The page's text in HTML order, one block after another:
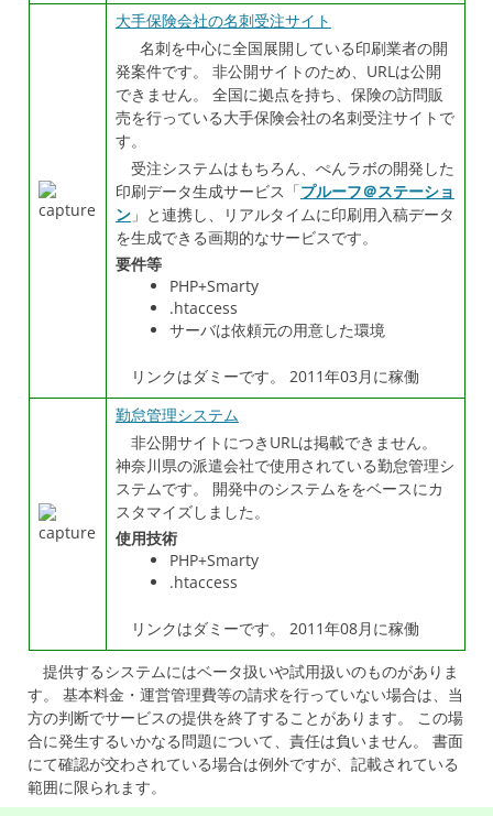
大手保険会社の名刺受注サイト
名刺を中心に全国展開している印刷業者の開
発案件です。 非公開サイトのため、URLは公開
できません。 全国に拠点を持ち、保険の訪問販
売を行っている大手保険会社の名刺受注サイトで
す。
受注システムはもちろん、ぺんラボの開発した
印刷データ生成サービス「プルーフ＠ステーショ
ン」と連携し、リアルタイムに印刷用入稿データ
を生成できる画期的なサービスです。
要件等
PHP+Smarty
.htaccess
サーバは依頼元の用意した環境
リンクはダミーです。 2011年03月に稼働
勤怠管理システム
非公開サイトにつきURLは掲載できません。
神奈川県の派遣会社で使用されている勤怠管理シ
ステムです。 開発中のシステムををベースにカ
スタマイズしました。
使用技術
PHP+Smarty
.htaccess
リンクはダミーです。 2011年08月に稼働
提供するシステムにはベータ扱いや試用扱いのものがありま
す。 基本料金・運営管理費等の請求を行っていない場合は、当
方の判断でサービスの提供を終了することがあります。 この場
合に発生するいかなる問題について、責任は負いません。 書面
にて確認が交わされている場合は例外ですが、記載されている
範囲に限られます。